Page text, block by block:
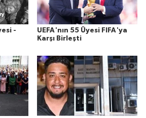
-
UEFA'nın 55 Üyesi FIFA'ya
Karşı Birleşti